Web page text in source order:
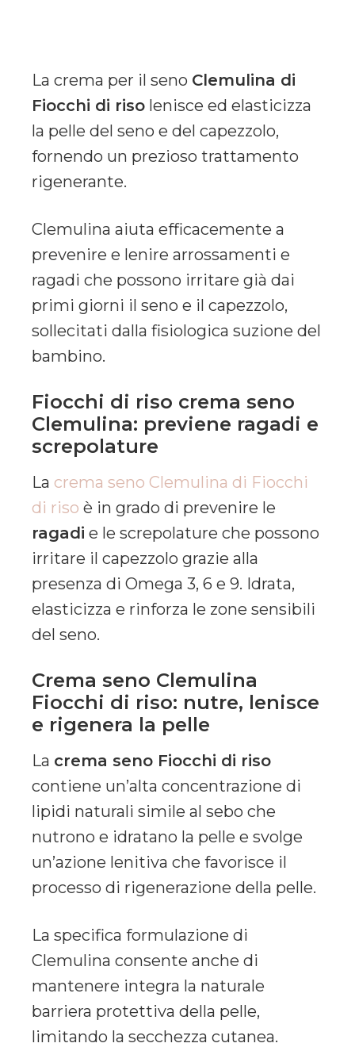
La crema per il seno Clemulina di
Fiocchi di riso lenisce ed elasticizza
la pelle del seno e del capezzolo,
fornendo un prezioso trattamento
rigenerante.
Clemulina aiuta efficacemente a
prevenire e lenire arrossamenti e
ragadi che possono irritare già dai
primi giorni il seno e il capezzolo,
sollecitati dalla fisiologica suzione del
bambino.
Fiocchi di riso crema seno
Clemulina: previene ragadi e
screpolature
La crema seno Clemulina di Fiocchi
di riso è in grado di prevenire le
ragadi e le screpolature che possono
irritare il capezzolo grazie alla
presenza di Omega 3, 6 e 9. Idrata,
elasticizza e rinforza le zone sensibili
del seno.
Crema seno Clemulina
Fiocchi di riso: nutre, lenisce
e rigenera la pelle
La crema seno Fiocchi di riso
contiene un’alta concentrazione di
lipidi naturali simile al sebo che
nutrono e idratano la pelle e svolge
un’azione lenitiva che favorisce il
processo di rigenerazione della pelle.
La specifica formulazione di
Clemulina consente anche di
mantenere integra la naturale
barriera protettiva della pelle,
limitando la secchezza cutanea.